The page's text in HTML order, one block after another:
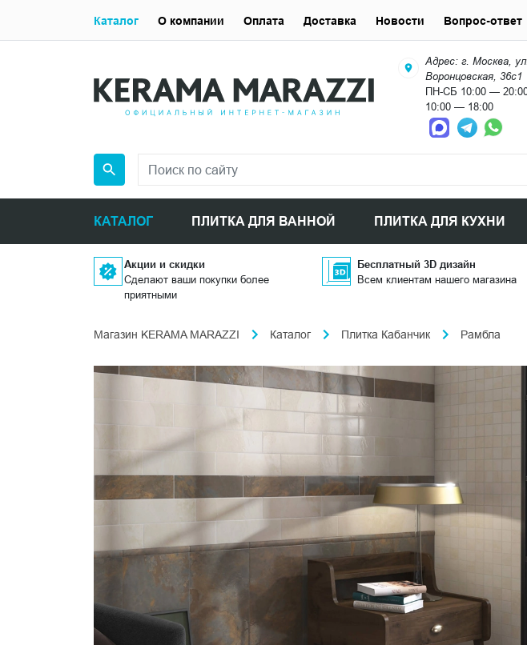
Адрес: г. Москва, ул.
Воронцовская, 36с1
ПН-СБ 10:00 —
10:00 — 18:00
КАТАЛОГ ПЛИТКА ДЛЯ ВАННОЙ ПЛИТКА ДЛЯ КУХНИ
Каталог О компании Оплата Доставка Новости Вопрос-ответ
Акции и скидки
Сделают ваши покупки более
приятными
Бесплатный 3D дизайн
Всем клиентам нашего магазина
Магазин KERAMA MARAZZI Каталог Плитка Кабанчик Рамбла